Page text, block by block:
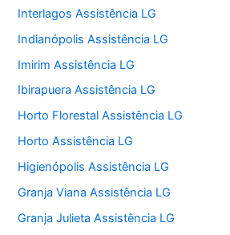
Interlagos Assistência LG
Indianópolis Assistência LG
Imirim Assistência LG
Ibirapuera Assistência LG
Horto Florestal Assistência LG
Horto Assistência LG
Higienópolis Assistência LG
Granja Viana Assistência LG
Granja Julieta Assistência LG